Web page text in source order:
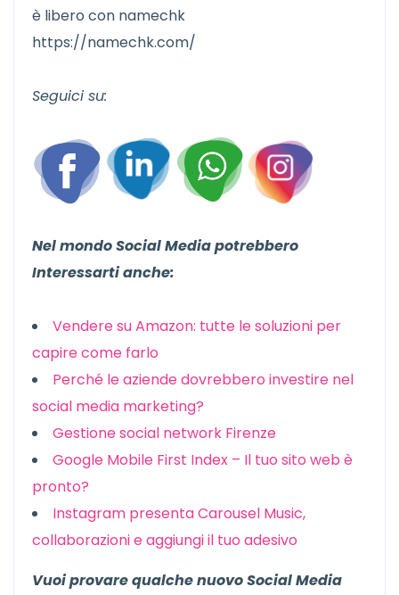
è libero con namechk
https://namechk.com/
Seguici su:
Nel mondo Social Media potrebbero
Interessarti anche:
Vendere su Amazon: tutte le soluzioni per
capire come farlo
Perché le aziende dovrebbero investire nel
social media marketing?
Gestione social network Firenze
Google Mobile First Index – Il tuo sito web è
pronto?
Instagram presenta Carousel Music,
collaborazioni e aggiungi il tuo adesivo
Vuoi provare qualche nuovo Social Media